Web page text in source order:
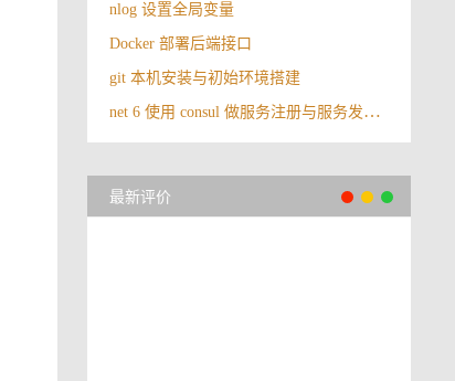
nlog 设置全局变量
Docker 部署后端接口
git 本机安装与初始环境搭建
net 6 使用 consul 做服务注册与服务发现（下）
最新评价